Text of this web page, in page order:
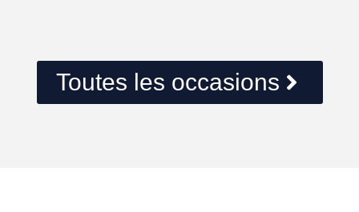
Toutes les occasions